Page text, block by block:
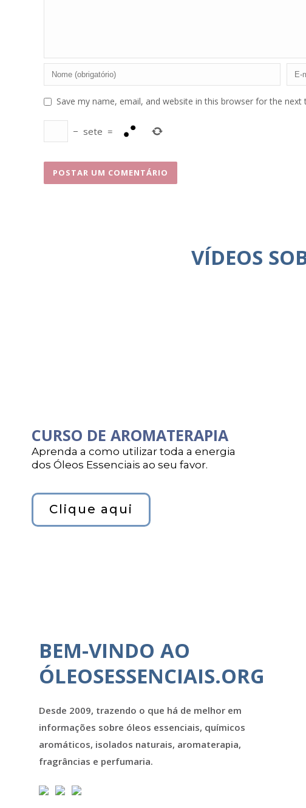
Save my name, email, and website in this browser for the next
− sete =
VÍDEOS
CURSO DE AROMATERAPIA
Aprenda a como utilizar toda a energia
dos Óleos Essenciais ao seu favor.
Clique aqui
BEM-VINDO AO
ÓLEOSESSENCIAIS.ORG
Desde 2009, trazendo o que há de melhor em
informações sobre óleos essenciais, químicos
aromáticos, isolados naturais, aromaterapia,
fragrâncias e perfumaria.